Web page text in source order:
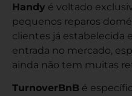
Handy é voltado
pequenos reparos
clientes já estabelecida
entrada no mercado,
ainda não tem muitas
TurnoverBnB é